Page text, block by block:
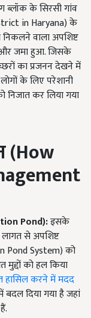
ब्लॉक के सिरसी गांव
in Haryana) के
वाला अपशिष्ट
और जमा हुआ. जिसके
का प्रजनन देखने में
के लिए परेशानी
कर लिया गया
(How
Pond):इसके
से अपशिष्ट
Pond System) को
मुद्दों को हल किया
हासिल करने में मदद
दिया गया है जहां